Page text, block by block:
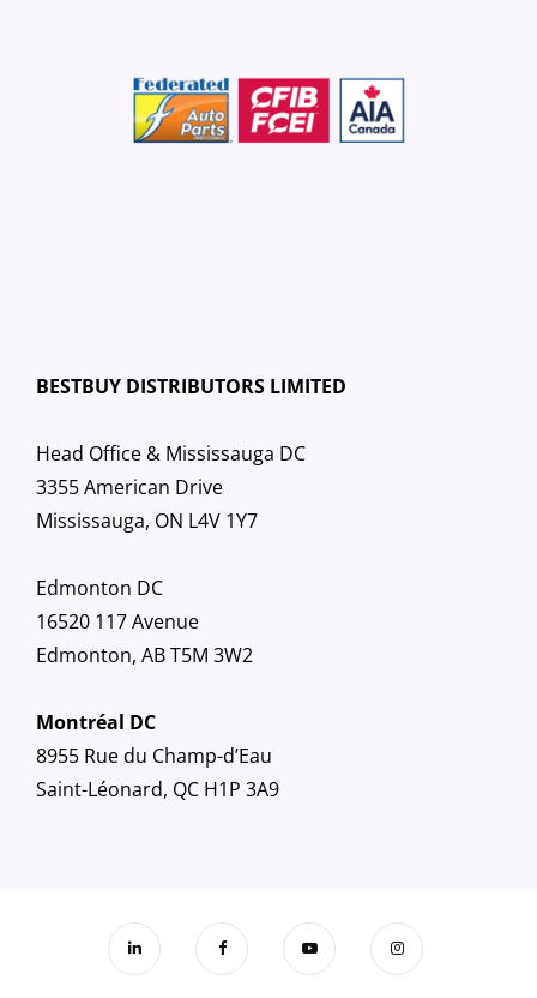
BESTBUY DISTRIBUTORS LIMITED
Head Office & Mississauga DC
3355 American Drive
Mississauga, ON L4V 1Y7
Edmonton DC
16520 117 Avenue
Edmonton, AB T5M 3W2
Montréal DC
8955 Rue du Champ-d’Eau
Saint-Léonard, QC H1P 3A9